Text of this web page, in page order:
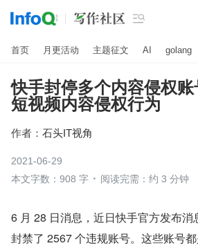

首页 月更活动 主题征文 AI golang
快手封停多个内容侵权
短视频内容侵权行为
作者： 石头IT视角
2021-06-29
本文字数：908 字
阅读完需：约 3 分钟
6 月 28 日消息，近日快手官方发布消
封禁了 2567 个违规账号。这些账号